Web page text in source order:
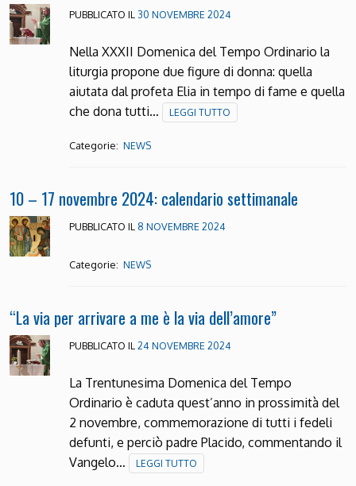
PUBBLICATO IL 30 NOVEMBRE 2024
Nella XXXII Domenica del Tempo Ordinario la
liturgia propone due figure di donna: quella
aiutata dal profeta Elia in tempo di fame e quella
che dona tutti…
LEGGI TUTTO
Categorie: NEWS
10 – 17 novembre 2024: calendario settimanale
PUBBLICATO IL 8 NOVEMBRE 2024
Categorie: NEWS
“La via per arrivare a me è la via dell’amore”
PUBBLICATO IL 24 NOVEMBRE 2024
La Trentunesima Domenica del Tempo
Ordinario è caduta quest’anno in prossimità del
2 novembre, commemorazione di tutti i fedeli
defunti, e perciò padre Placido, commentando il
Vangelo…
LEGGI TUTTO